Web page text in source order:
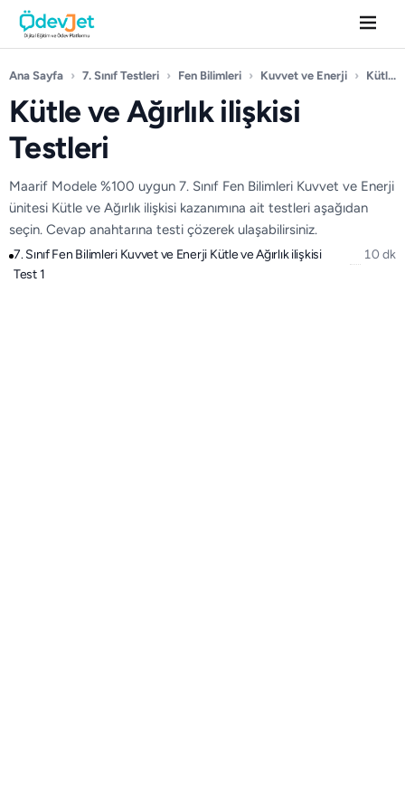
Ana Sayfa › 7. Sınıf Testleri › Fen Bilimleri › Kuvvet ve Enerji › Kütle ve Ağırlık ilişkisi
Kütle ve Ağırlık ilişkisi
Testleri
Maarif Modele %100 uygun 7. Sınıf Fen Bilimleri Kuvvet ve Enerji
ünitesi Kütle ve Ağırlık ilişkisi kazanımına ait testleri aşağıdan
seçin. Cevap anahtarına testi çözerek ulaşabilirsiniz.
7. Sınıf Fen Bilimleri Kuvvet ve Enerji Kütle ve Ağırlık ilişkisi
Test 1
10 dk